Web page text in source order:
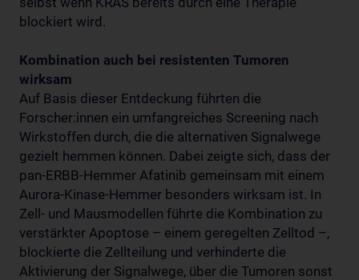
blockiert wird.
Kombination auch bei resistenten Tumoren
wirksam
Auf Basis dieser Entdeckung führten die
Forscher:innen ein umfangreiches Screening nach
Wirkstoffen durch, die die alternativen Signalwege
gezielt hemmen können. Dabei zeigte sich, dass der
pan-ERBB-Hemmer Afatinib gemeinsam mit einem
Aurora-Kinase-Hemmer besonders wirksam ist. In
Zell- und Mausmodellen führte die Kombination zu
verstärkter Apoptose – einem geregelten Zelltod –,
blockierte die Zellteilung und verhinderte die
Aktivierung der Signalwege, über die Tumoren sonst